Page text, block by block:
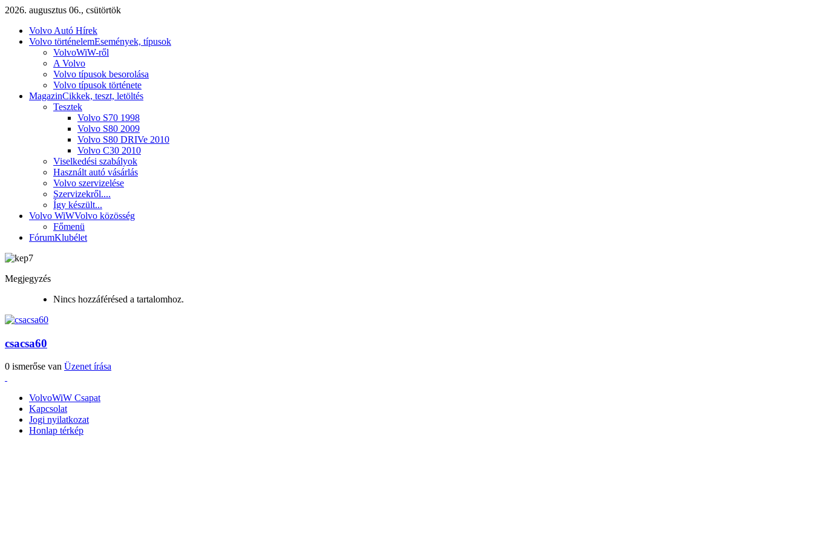
2026. augusztus 06., csütörtök
Volvo Autó Hírek
Volvo történelemEsemények, típusok
VolvoWiW-ről
A Volvo
Volvo típusok besorolása
Volvo típusok története
MagazinCikkek, teszt, letöltés
Tesztek
Volvo S70 1998
Volvo S80 2009
Volvo S80 DRIVe 2010
Volvo C30 2010
Viselkedési szabályok
Használt autó vásárlás
Volvo szervizelése
Szervizekről....
Így készült...
Volvo WiWVolvo közösség
Főmenü
FórumKlubélet
Megjegyzés
Nincs hozzáférésed a tartalomhoz.
csacsa60
0 ismerőse van Üzenet írása
VolvoWiW Csapat
Kapcsolat
Jogi nyilatkozat
Honlap térkép